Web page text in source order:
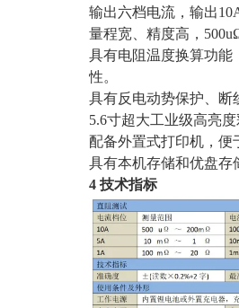
输出六档电流，输出
量程宽、精度高，
具有电阻温度换算功能
性。
具有反电动势保护、断
5.6寸超大工业级高亮
配备外置式打印机，便
具有本机存储和优盘存
4 技术指标